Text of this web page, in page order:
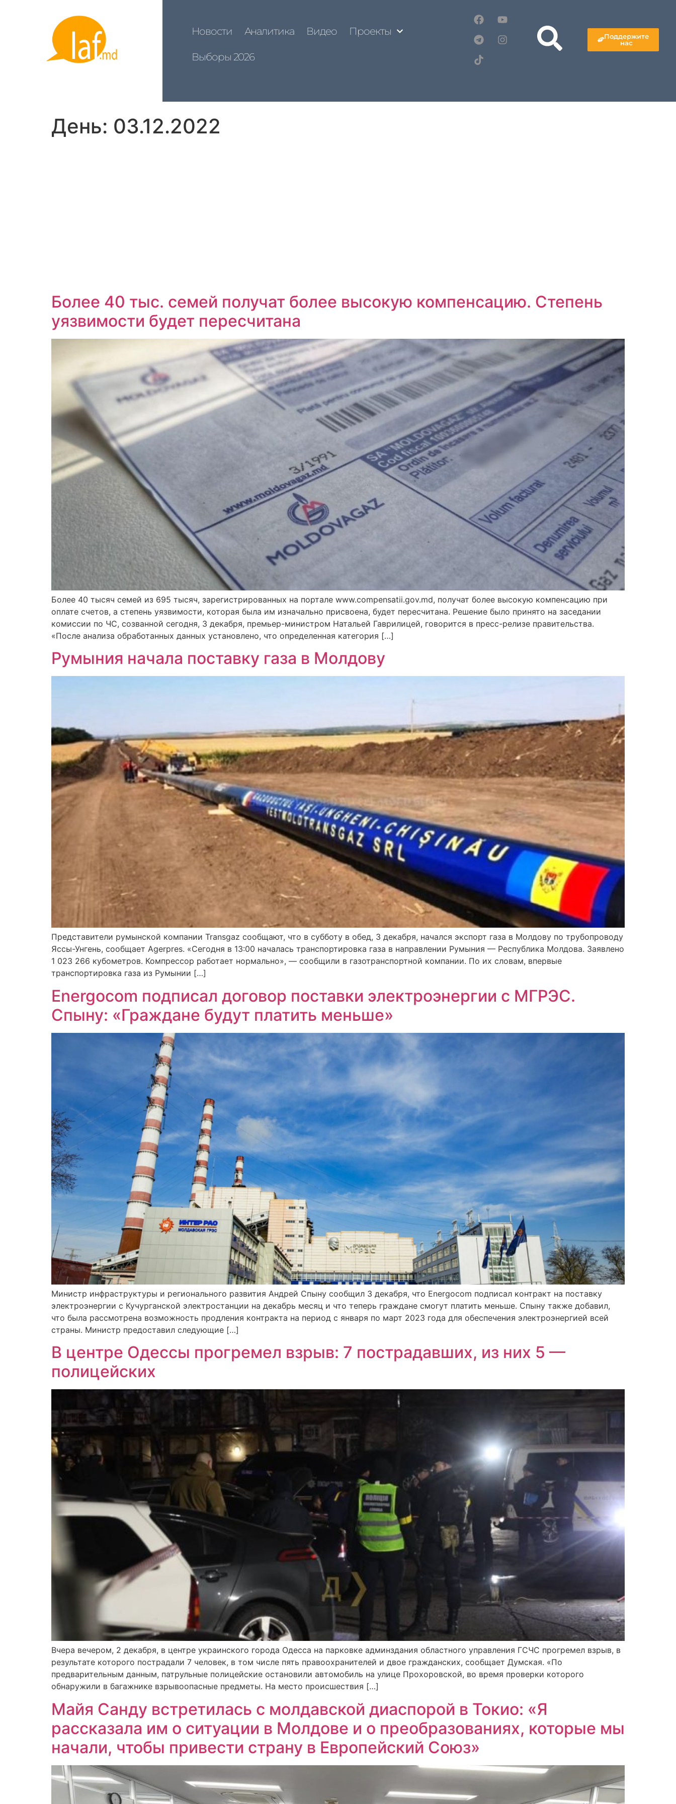
Новости Аналитика Видео Проекты
Выборы 2026
Поддержите
нас
День: 03.12.2022
Более 40 тыс. семей получат более высокую компенсацию. Степень
уязвимости будет пересчитана
Более 40 тысяч семей из 695 тысяч, зарегистрированных на портале www.compensatii.gov.md, получат более высокую компенсацию при
оплате счетов, а степень уязвимости, которая была им изначально присвоена, будет пересчитана. Решение было принято на заседании
комиссии по ЧС, созванной сегодня, 3 декабря, премьер-министром Натальей Гаврилицей, говорится в пресс-релизе правительства.
«После анализа обработанных данных установлено, что определенная категория […]
Румыния начала поставку газа в Молдову
Представители румынской компании Transgaz сообщают, что в субботу в обед, 3 декабря, начался экспорт газа в Молдову по трубопроводу
Яссы-Унгень, сообщает Agerpres. «Сегодня в 13:00 началась транспортировка газа в направлении Румыния — Республика Молдова. Заявлено
1 023 266 кубометров. Компрессор работает нормально», — сообщили в газотранспортной компании. По их словам, впервые
транспортировка газа из Румынии […]
Energocom подписал договор поставки электроэнергии с МГРЭС.
Спыну: «Граждане будут платить меньше»
Министр инфраструктуры и регионального развития Андрей Спыну сообщил 3 декабря, что Energocom подписал контракт на поставку
электроэнергии с Кучурганской электростанции на декабрь месяц и что теперь граждане смогут платить меньше. Спыну также добавил,
что была рассмотрена возможность продления контракта на период с января по март 2023 года для обеспечения электроэнергией всей
страны. Министр предоставил следующие […]
В центре Одессы прогремел взрыв: 7 пострадавших, из них 5 —
полицейских
Вчера вечером, 2 декабря, в центре украинского города Одесса на парковке админздания областного управления ГСЧС прогремел взрыв, в
результате которого пострадали 7 человек, в том числе пять правоохранителей и двое гражданских, сообщает Думская. «По
предварительным данным, патрульные полицейские остановили автомобиль на улице Прохоровской, во время проверки которого
обнаружили в багажнике взрывоопасные предметы. На место происшествия […]
Майя Санду встретилась с молдавской диаспорой в Токио: «Я
рассказала им о ситуации в Молдове и о преобразованиях, которые мы
начали, чтобы привести страну в Европейский Союз»